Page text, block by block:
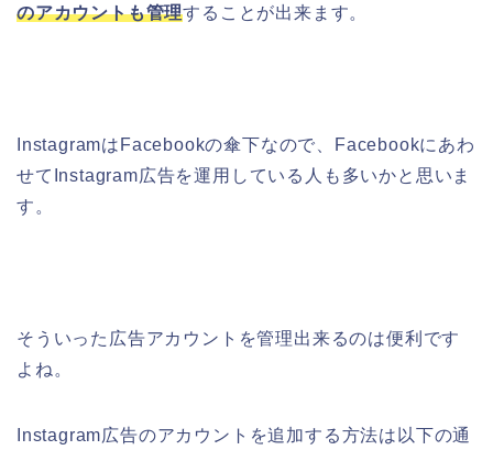
のアカウントも管理することが出来ます。
InstagramはFacebookの傘下なので、Facebookにあわ
せてInstagram広告を運用している人も多いかと思いま
す。
そういった広告アカウントを管理出来るのは便利です
よね。
Instagram広告のアカウントを追加する方法は以下の通